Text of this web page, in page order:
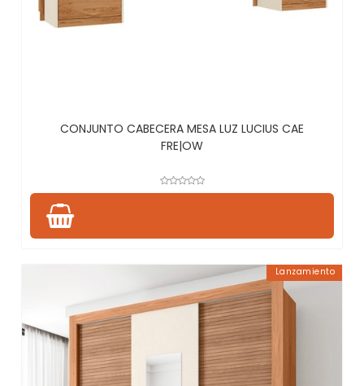
CONJUNTO CABECERA MESA LUZ LUCIUS CAE
FRE|OW
Lanzamiento